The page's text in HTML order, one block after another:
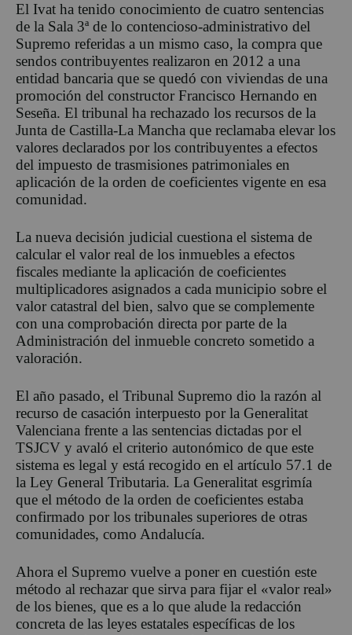
El Ivat ha tenido conocimiento de cuatro sentencias
de la Sala 3ª de lo contencioso-administrativo del
Supremo referidas a un mismo caso, la compra que
sendos contribuyentes realizaron en 2012 a una
entidad bancaria que se quedó con viviendas de una
promoción del constructor Francisco Hernando en
Seseña. El tribunal ha rechazado los recursos de la
Junta de Castilla-La Mancha que reclamaba elevar los
valores declarados por los contribuyentes a efectos
del impuesto de trasmisiones patrimoniales en
aplicación de la orden de coeficientes vigente en esa
comunidad.
La nueva decisión judicial cuestiona el sistema de
calcular el valor real de los inmuebles a efectos
fiscales mediante la aplicación de coeficientes
multiplicadores asignados a cada municipio sobre el
valor catastral del bien, salvo que se complemente
con una comprobación directa por parte de la
Administración del inmueble concreto sometido a
valoración.
El año pasado, el Tribunal Supremo dio la razón al
recurso de casación interpuesto por la Generalitat
Valenciana frente a las sentencias dictadas por el
TSJCV y avaló el criterio autonómico de que este
sistema es legal y está recogido en el artículo 57.1 de
la Ley General Tributaria. La Generalitat esgrimía
que el método de la orden de coeficientes estaba
confirmado por los tribunales superiores de otras
comunidades, como Andalucía.
Ahora el Supremo vuelve a poner en cuestión este
método al rechazar que sirva para fijar el «valor real»
de los bienes, que es a lo que alude la redacción
concreta de las leyes estatales específicas de los